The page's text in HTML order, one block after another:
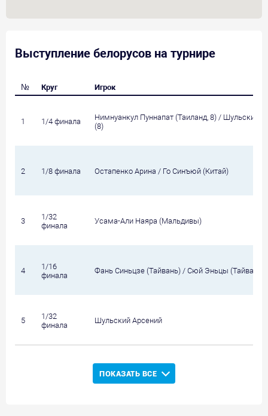
Выступление белорусов на турнире
№ Круг Игрок
1 1/4 финала
Нимнуанкул Пуннапат (Таиланд, 8) / Шульский
(8)
2 1/8 финала Остапенко Арина / Го Синъюй (Китай)
3
1/32
финала
Усама-Али Наяра (Мальдивы)
4
1/16
финала
Фань Синьцзе (Тайвань) / Сюй Эньцы (Тайвань)
5
1/32
финала
Шульский Арсений
ПОКАЗАТЬ ВСЕ